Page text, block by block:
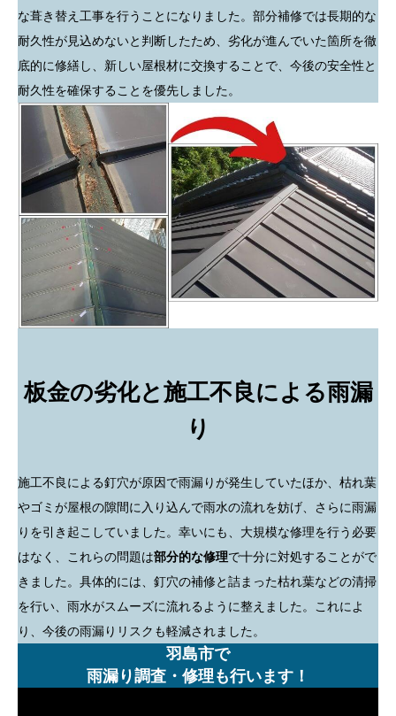
な葺き替え工事を行うことになりました。部分補修では長期的な
耐久性が見込めないと判断したため、劣化が進んでいた箇所を徹
底的に修繕し、新しい屋根材に交換することで、今後の安全性と
耐久性を確保することを優先しました。
板金の劣化と施工不良による雨漏
り
施工不良による釘穴が原因で雨漏りが発生していたほか、枯れ葉
やゴミが屋根の隙間に入り込んで雨水の流れを妨げ、さらに雨漏
りを引き起こしていました。幸いにも、大規模な修理を行う必要
はなく、これらの問題は部分的な修理で十分に対処することがで
きました。具体的には、釘穴の補修と詰まった枯れ葉などの清掃
を行い、雨水がスムーズに流れるように整えました。これによ
り、今後の雨漏りリスクも軽減されました。
羽島市で
雨漏り調査・修理も行います！